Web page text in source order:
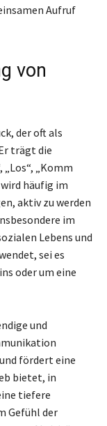
Aufruf
von
der oft als
trägt die
„Los“, „Komm
wird häufig im
aktiv zu werden
im
Lebens und
sei es
oder um eine
und
fördert eine
bietet, in
tiefere
Gefühl der